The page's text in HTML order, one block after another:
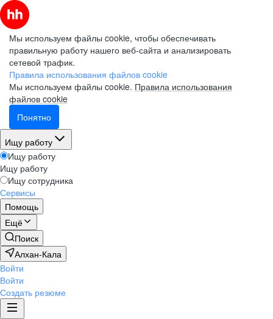
Мы используем файлы cookie, чтобы обеспечивать
правильную работу нашего веб-сайта и анализировать
сетевой трафик.
Правила использования файлов cookie
Мы используем файлы cookie. Правила использования
файлов cookie
Понятно
Ищу работу
Ищу работу
Ищу работу
Ищу сотрудника
Сервисы
Помощь
Ещё
Поиск
Алхан-Кала
Войти
Войти
Создать резюме